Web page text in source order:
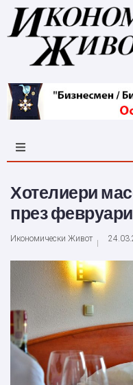
Хотелиери
през февруари
Икономически Живот